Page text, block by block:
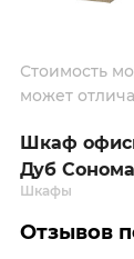
Стоимость
может
Шкаф
Дуб Сонома
Шкафы
Отзывов